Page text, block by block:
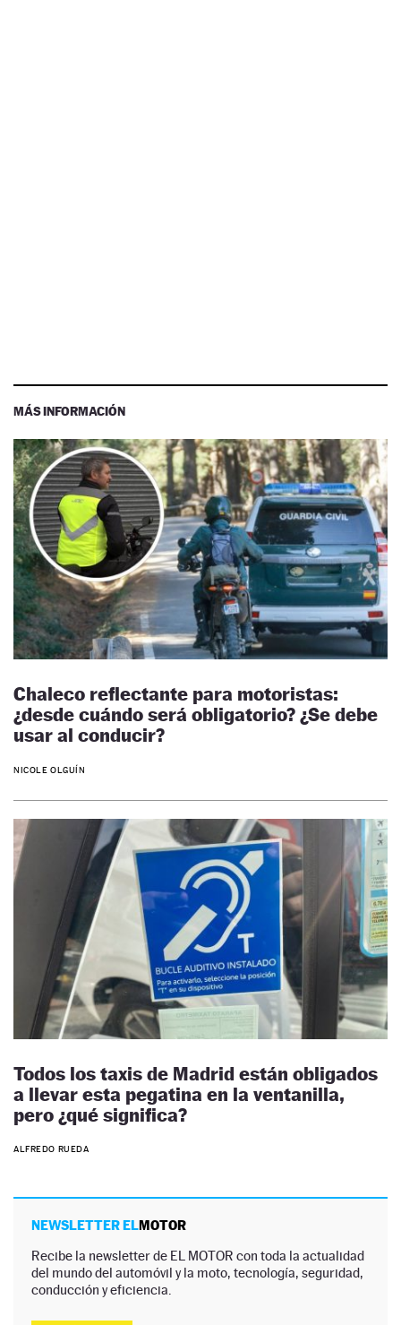
MÁS INFORMACIÓN
Chaleco reflectante para motoristas:
¿desde cuándo será obligatorio? ¿Se debe
usar al conducir?
NICOLE OLGUÍN
Todos los taxis de Madrid están obligados
a llevar esta pegatina en la ventanilla,
pero ¿qué significa?
ALFREDO RUEDA
NEWSLETTER ELMOTOR
Recibe la newsletter de EL MOTOR con toda la actualidad
del mundo del automóvil y la moto, tecnología, seguridad,
conducción y eficiencia.